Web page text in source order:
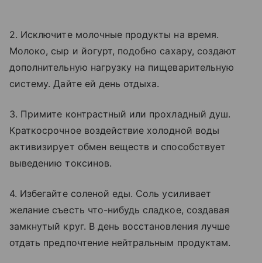
2. Исключите молочные продукты на время.
Молоко, сыр и йогурт, подобно сахару, создают
дополнительную нагрузку на пищеварительную
систему. Дайте ей день отдыха.
3. Примите контрастный или прохладный душ.
Краткосрочное воздействие холодной воды
активизирует обмен веществ и способствует
выведению токсинов.
4. Избегайте соленой еды. Соль усиливает
желание съесть что-нибудь сладкое, создавая
замкнутый круг. В день восстановления лучше
отдать предпочтение нейтральным продуктам.